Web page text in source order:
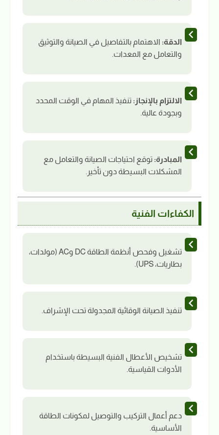
الدقة: الاهتمام بالتفاصيل في الصيانة والتوثيق
والتعامل مع المعدات.
الالتزام بالإنجاز: تنفيذ المهام في الوقت المحدد
وبجودة عالية.
المبادرة: توقع احتياجات الصيانة والتعامل مع
المشكلات البسيطة دون تأخير.
الكفاءات الفنية
تشغيل وفحص أنظمة الطاقة DC وAC (مولدات،
بطاريات، UPS).
تنفيذ الصيانة الوقائية المجدولة تحت الإشراف.
تشخيص الأعطال الفنية البسيطة باستخدام
الأدوات القياسية.
دعم أعمال التركيب والتوصيل لمكونات الطاقة
الأساسية.